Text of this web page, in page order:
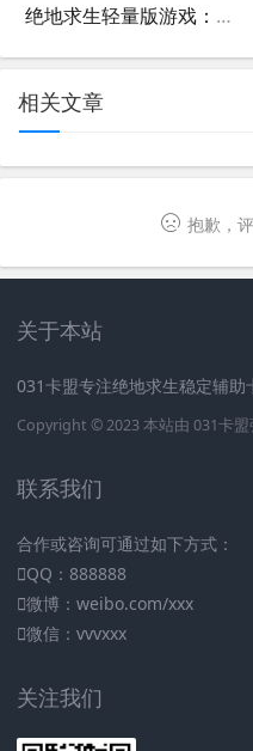
绝地求生轻量版游戏：畅快体验无负担-绝地求生轻量版游戏玩法与下载指南
相关文章
抱歉，
关于本站
031卡盟专注绝地求生稳定辅助
Copyright © 2023 本站由 031卡盟
联系我们
合作或咨询可通过如下方式：
QQ：888888
微博：weibo.com/xxx
微信：vvvxxx
关注我们